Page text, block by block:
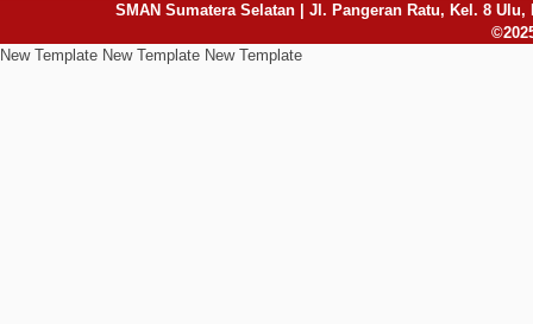
SMAN Sumatera Selatan | Jl. Pangeran Ratu, Kel. 8 Ulu,
New Template New Template New Template